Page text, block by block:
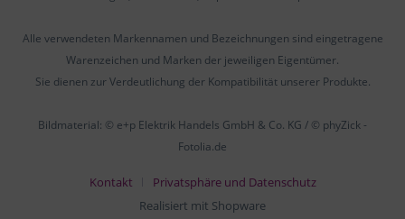
Alle verwendeten Markennamen und Bezeichnungen sind eingetragene
Warenzeichen und Marken der jeweiligen Eigentümer.
Sie dienen zur Verdeutlichung der Kompatibilität unserer Produkte.
Bildmaterial: © e+p Elektrik Handels GmbH & Co. KG / © phyZick -
Fotolia.de
Kontakt
Privatsphäre und Datenschutz
Realisiert mit Shopware